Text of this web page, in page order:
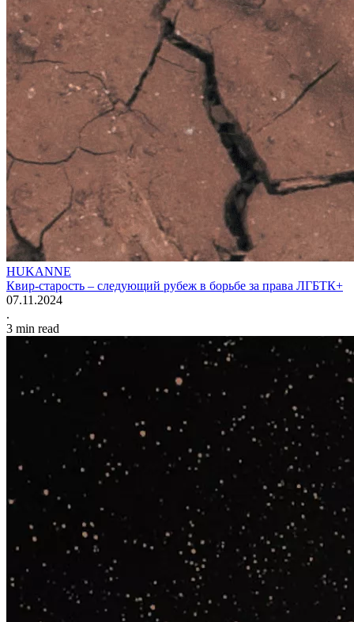
HUKANNE
Квир-старость – следующий рубеж в борьбе за права ЛГБТК+
07.11.2024
.
3 min read